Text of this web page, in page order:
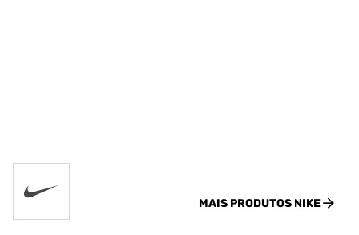
MAIS PRODUTOS NIKE